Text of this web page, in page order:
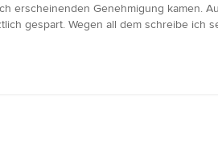
erscheinenden Genehmigung kamen.
gespart. Wegen all dem schreibe ich